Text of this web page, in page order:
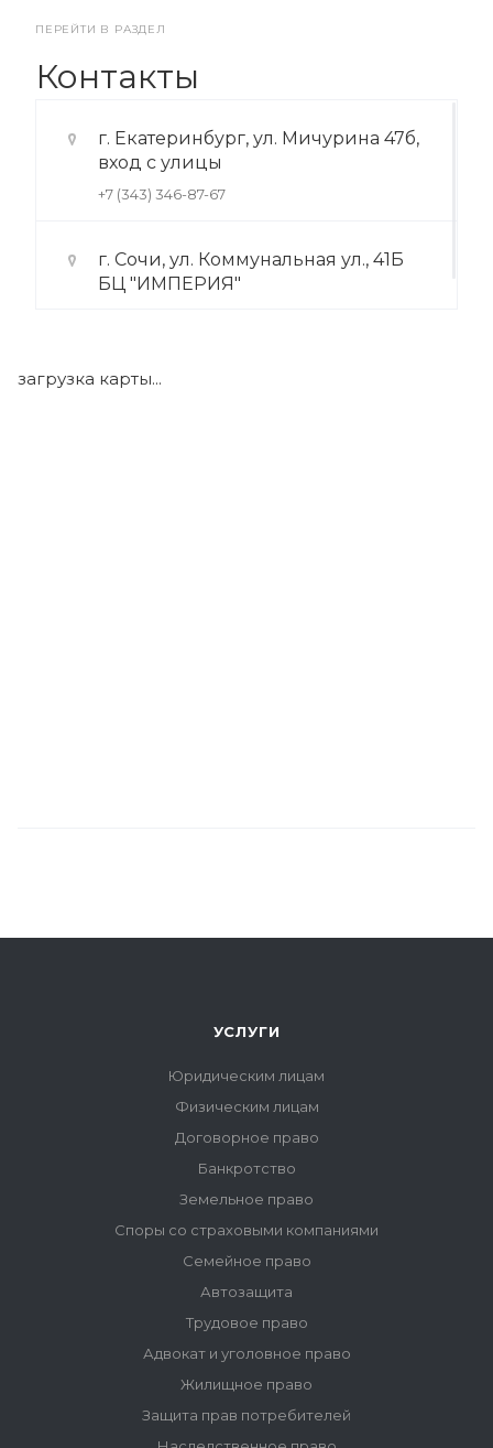
ПЕРЕЙТИ В РАЗДЕЛ
Контакты
г. Екатеринбург, ул. Мичурина 47б,
вход с улицы
+7 (343) 346-87-67
г. Сочи, ул. Коммунальная ул., 41Б
БЦ "ИМПЕРИЯ"
загрузка карты...